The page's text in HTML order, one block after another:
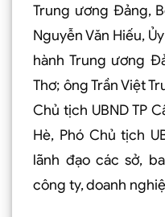
Trung ương Ðảng,
Nguyễn Văn Hiếu,
hành Trung ương
Thơ; ông Trần Việt
Chủ tịch UBND TP
Hè, Phó Chủ tịch
lãnh đạo các sở,
công ty, doanh